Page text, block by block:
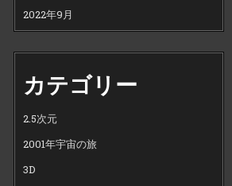
2022年9月
カテゴリー
2.5次元
2001年宇宙の旅
3D